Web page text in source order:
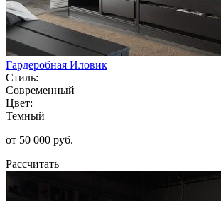
Гардеробная Иловик
Стиль:
Современный
Цвет:
Темный
от 50 000 руб.
Рассчитать